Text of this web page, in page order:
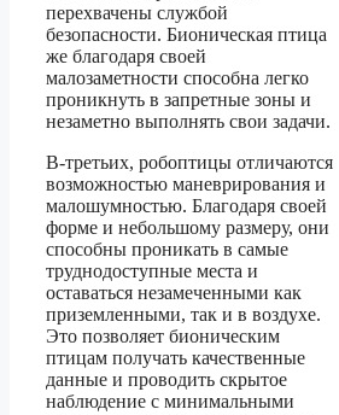
перехвачены службой
безопасности. Бионическая птица
же благодаря своей
малозаметности способна легко
проникнуть в запретные зоны и
незаметно выполнять свои задачи.
В-третьих, робоптицы отличаются
возможностью маневрирования и
малошумностью. Благодаря своей
форме и небольшому размеру, они
способны проникать в самые
труднодоступные места и
оставаться незамеченными как
приземленными, так и в воздухе.
Это позволяет бионическим
птицам получать качественные
данные и проводить скрытое
наблюдение с минимальными